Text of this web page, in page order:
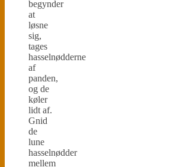
begynder
at
løsne
sig,
tages
hasselnødderne
af
panden,
og de
køler
lidt af.
Gnid
de
lune
hasselnødder
mellem